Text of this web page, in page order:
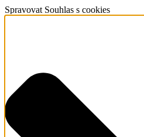
Spravovat Souhlas s cookies